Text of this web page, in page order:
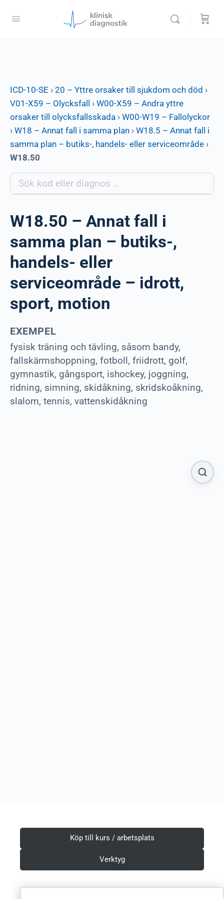
ICD-10-SE › 20 – Yttre orsaker till sjukdom och död ›
V01-X59 – Olycksfall
› W00-X59 – Andra yttre
orsaker till olycksfallsskada › W00-W19 – Fallolyckor
› W18 – Annat fall i samma plan › W18.5 – Annat fall i
samma plan – butiks-, handels- eller serviceområde ›
W18.50
W18.50 – Annat fall i
samma plan – butiks-,
handels- eller
serviceområde – idrott,
sport, motion
EXEMPEL
fysisk träning och tävling, såsom bandy,
fallskärmshoppning, fotboll, friidrott, golf,
gymnastik, gångsport, ishockey, joggning,
ridning, simning, skidåkning, skridskoåkning,
slalom, tennis, vattenskidåkning
Köp till kurs / arbetsplats
Verktyg